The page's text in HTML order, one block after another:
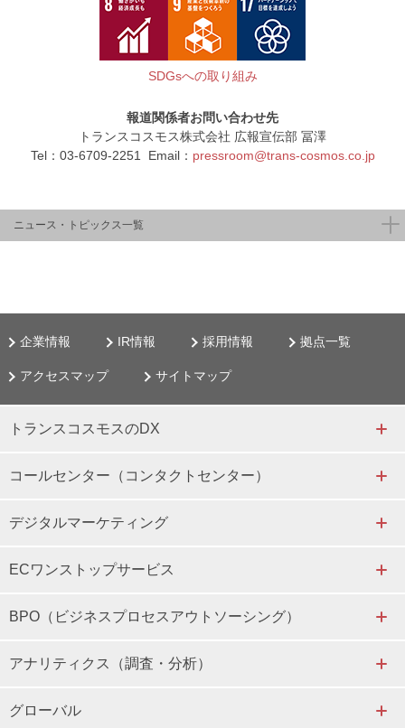
SDGsへの取り組み
報道関係者お問い合わせ先
トランスコスモス株式会社 広報宣伝部 冨澤
Tel：03-6709-2251 Email： pressroom@trans-cosmos.co.jp
ニュース・トピックス一覧
企業情報 IR情報 採用情報 拠点一覧
アクセスマップ サイトマップ
トランスコスモスのDX
コールセンター（コンタクトセンター）
デジタルマーケティング
ECワンストップサービス
BPO（ビジネスプロセスアウトソーシング）
アナリティクス（調査・分析）
グローバル